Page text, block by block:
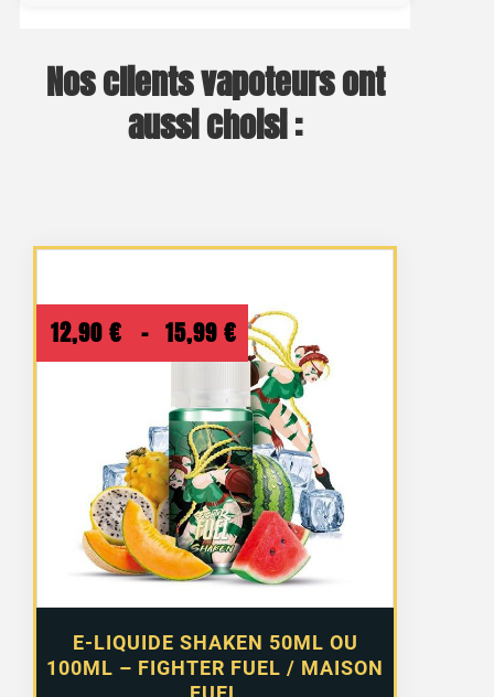
Nos clients vapoteurs ont
aussi choisi :
E-LIQUIDE SHAKEN 50ML OU
100ML – FIGHTER FUEL / MAISON
12,90 € – 15,99 € Plage
de
prix :
12,90 €
à
15,99 €